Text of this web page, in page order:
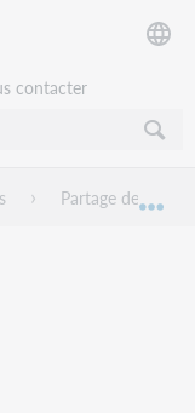
contacter
Partage de